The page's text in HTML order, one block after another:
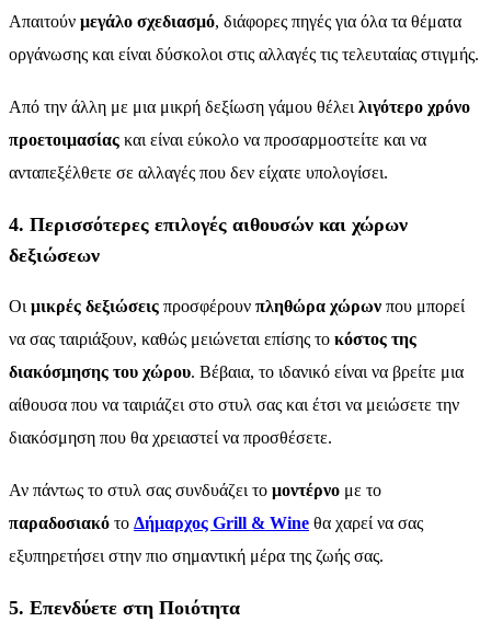
Απαιτούν μεγάλο σχεδιασμό, διάφορες πηγές για όλα τα θέματα
οργάνωσης και είναι δύσκολοι στις αλλαγές τις τελευταίας στιγμής.
Από την άλλη με μια μικρή δεξίωση γάμου θέλει λιγότερο χρόνο
προετοιμασίας και είναι εύκολο να προσαρμοστείτε και να
ανταπεξέλθετε σε αλλαγές που δεν είχατε υπολογίσει.
4. Περισσότερες επιλογές αιθουσών και χώρων
δεξιώσεων
Οι μικρές δεξιώσεις προσφέρουν πληθώρα χώρων που μπορεί
να σας ταιριάξουν, καθώς μειώνεται επίσης το κόστος της
διακόσμησης του χώρου. Βέβαια, το ιδανικό είναι να βρείτε μια
αίθουσα που να ταιριάζει στο στυλ σας και έτσι να μειώσετε την
διακόσμηση που θα χρειαστεί να προσθέσετε.
Αν πάντως το στυλ σας συνδυάζει το μοντέρνο με το
παραδοσιακό το Δήμαρχος Grill & Wine θα χαρεί να σας
εξυπηρετήσει στην πιο σημαντική μέρα της ζωής σας.
5. Επενδύετε στη Ποιότητα